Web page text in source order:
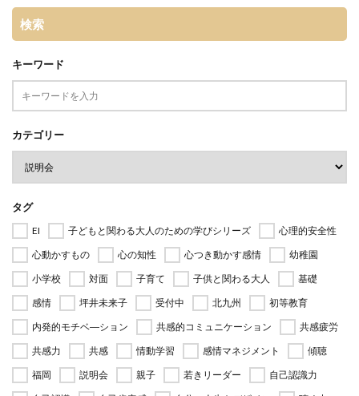
検索
キーワード
カテゴリー
タグ
EI 子どもと関わる大人のための学びシリーズ
心理的安全性
心動かすもの
心の知性 心つき動かす感情
幼稚園
小学校
対面 子育て 子供と関わる大人
基礎
感情
坪井未来子 受付中 北九州
初等教育
内発的モチベ―ション
共感的コミュニケーション
共感疲労
共感力
共感 情動学習 感情マネジメント
傾聴
福岡
説明会 親子 若きリーダー
自己認識力